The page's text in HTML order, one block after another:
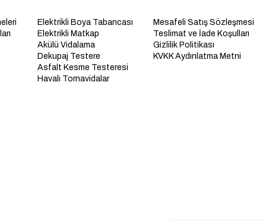
Elektrikli Boya Tabancası
Elektrikli Matkap
Akülü Vidalama
Dekupaj Testere
Asfalt Kesme Testeresi
Havalı Tornavidalar
Mesafeli Satış Sözleşmesi
Teslimat ve İade Koşulları
Gizlilik Politikası
KVKK Aydınlatma Metni